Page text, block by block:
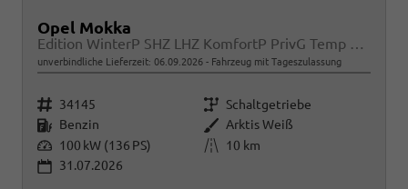
Opel Mokka
Edition WinterP SHZ LHZ KomfortP PrivG Temp PDC
unverbindliche Lieferzeit: 06.09.2026 Fahrzeug mit Tageszulassung
Fahrzeugnr. 34145 Getriebe Schaltgetriebe
Kraftstoff Benzin Außenfarbe Arktis Weiß
Leistung 100 kW (136 PS) Kilometerstand
10 km
31.07.2026